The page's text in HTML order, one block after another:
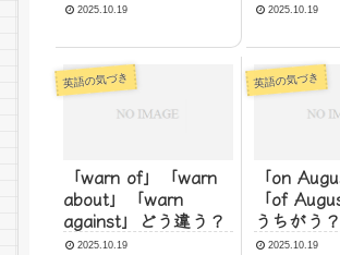
2025.10.19 2025.10.19
英語の気づき
「warn of」「warn
about」「warn
against」どう違う？
2025.10.19
英語の気づき
「on
「of
うちがう？
2025.10.19